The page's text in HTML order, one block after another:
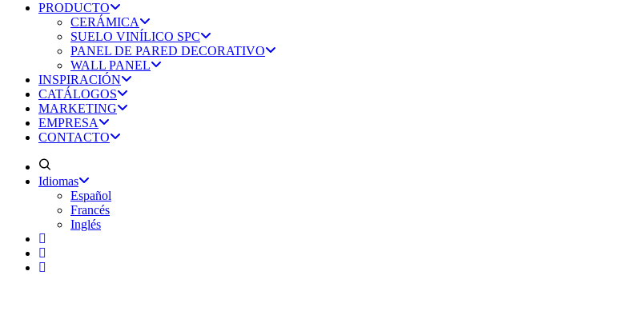
PRODUCTO
CERÁMICA
SUELO VINÍLICO SPC
PANEL DE PARED DECORATIVO
WALL PANEL
INSPIRACIÓN
CATÁLOGOS
MARKETING
EMPRESA
CONTACTO
Idiomas
Español
Francés
Inglés